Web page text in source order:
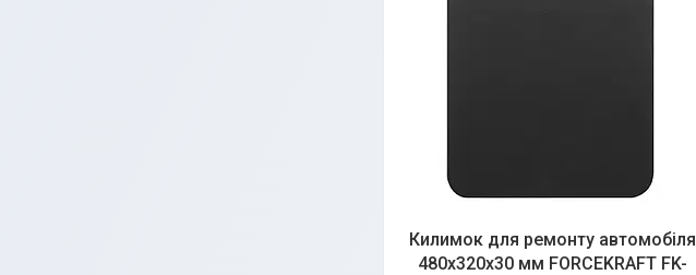
Килимок для ремонту автомобіля
480х320х30 мм FORCEKRAFT FK-